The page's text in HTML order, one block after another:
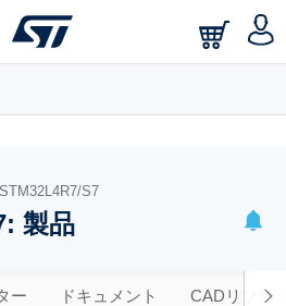
saved searches.
STM32L4R7/S7
製品
ー ドキュメント CADリソー